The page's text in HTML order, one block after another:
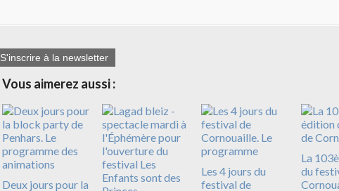
S'inscrire à la newsletter
Vous aimerez aussi :
Deux jours pour la
Les 4 jours du
festival de
La
du